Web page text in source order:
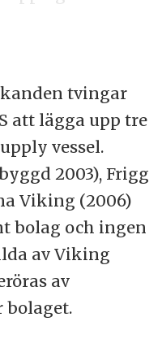
tvingar
att lägga upp tre
vessel.
2003), Frigg
Viking (2006)
bolag och ingen
av Viking
av
bolaget.